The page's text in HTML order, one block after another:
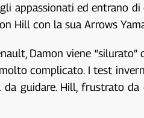
appassionati ed entrano
Hill con la sua Arrows
Damon viene
complicato. I test
guidare. Hill, frustrato